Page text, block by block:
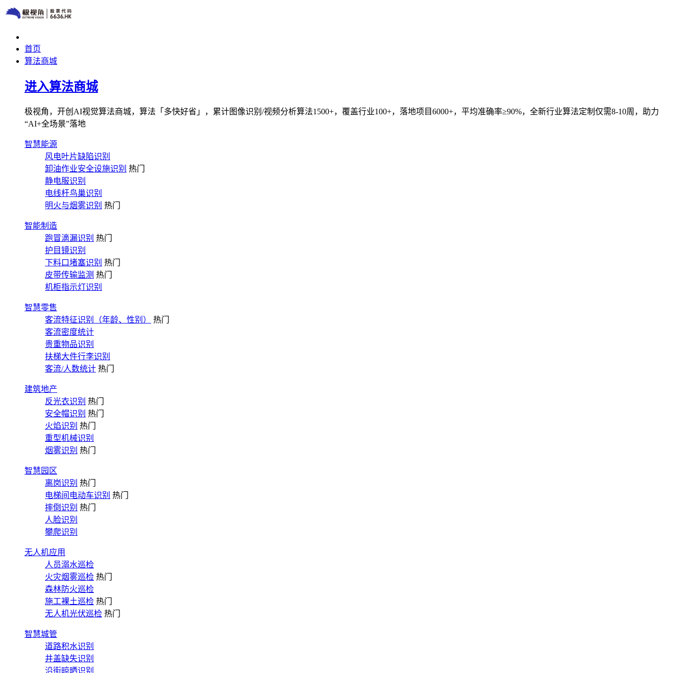
首页
算法商城
进入算法商城
极视角，开创AI视觉算法商城，算法「多快好省」，累计图像识别/视频分析算法1500+，覆盖行业100+，落地项目6000+，平均准确率≥90%，全新行业算法定制仅需8-10周，助力
“AI+全场景”落地
智慧能源
风电叶片缺陷识别
卸油作业安全设施识别 热门
静电服识别
电线杆鸟巢识别
明火与烟雾识别 热门
智能制造
跑冒滴漏识别 热门
护目镜识别
下料口堵塞识别 热门
皮带传输监测 热门
机柜指示灯识别
智慧零售
客流特征识别（年龄、性别）
热门
客流密度统计
贵重物品识别
扶梯大件行李识别
客流/人数统计 热门
建筑地产
反光衣识别 热门
安全帽识别 热门
火焰识别 热门
重型机械识别
烟雾识别 热门
智慧园区
离岗识别 热门
电梯间电动车识别 热门
摔倒识别 热门
人脸识别
攀爬识别
无人机应用
人员溺水巡检
火灾烟雾巡检 热门
森林防火巡检
施工裸土巡检 热门
无人机光伏巡检 热门
智慧城管
道路积水识别
井盖缺失识别
沿街晾晒识别